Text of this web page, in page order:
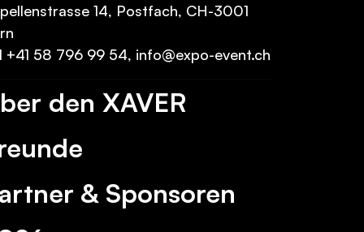
14, Postfach, CH-3001
+41 58 796 99 54, info@expo-event.ch
den XAVER
& Sponsoren